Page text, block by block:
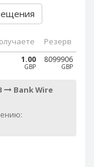
Резерв
1.00
GBP
8099906
GBP
Bank Wire
PLN
SEK
CHF
WMR